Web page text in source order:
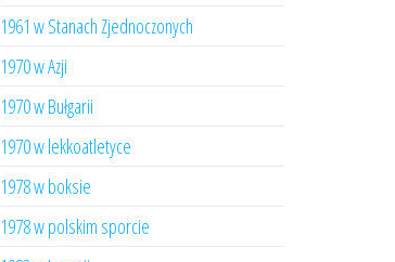
1961 w Stanach Zjednoczonych
1970 w Azji
1970 w Bułgarii
1970 w lekkoatletyce
1978 w boksie
1978 w polskim sporcie